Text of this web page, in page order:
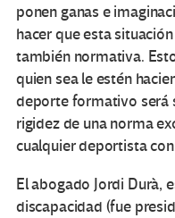
ponen ganas e
hacer que esta
también normativa.
quien sea le estén
deporte formativo será
rigidez de una norma
cualquier deportista
El abogado Jordi Durà,
discapacidad (fue